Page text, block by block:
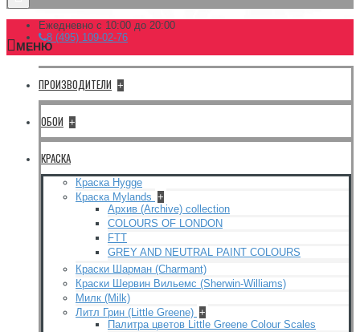
Ежедневно с 10:00 до 20:00
8 (495) 109-02-76
МЕНЮ
ПРОИЗВОДИТЕЛИ +
ОБОИ +
КРАСКА
Краска Hygge
Краска Mylands +
Архив (Archive) collection
COLOURS OF LONDON
FTT
GREY AND NEUTRAL PAINT COLOURS
Краски Шарман (Charmant)
Краски Шервин Вильемс (Sherwin-Williams)
Милк (Milk)
Литл Грин (Little Greene) +
Палитра цветов Little Greene Colour Scales